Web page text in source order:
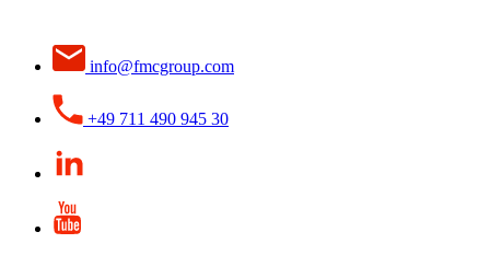
info@fmcgroup.com
+49 711 490 945 30